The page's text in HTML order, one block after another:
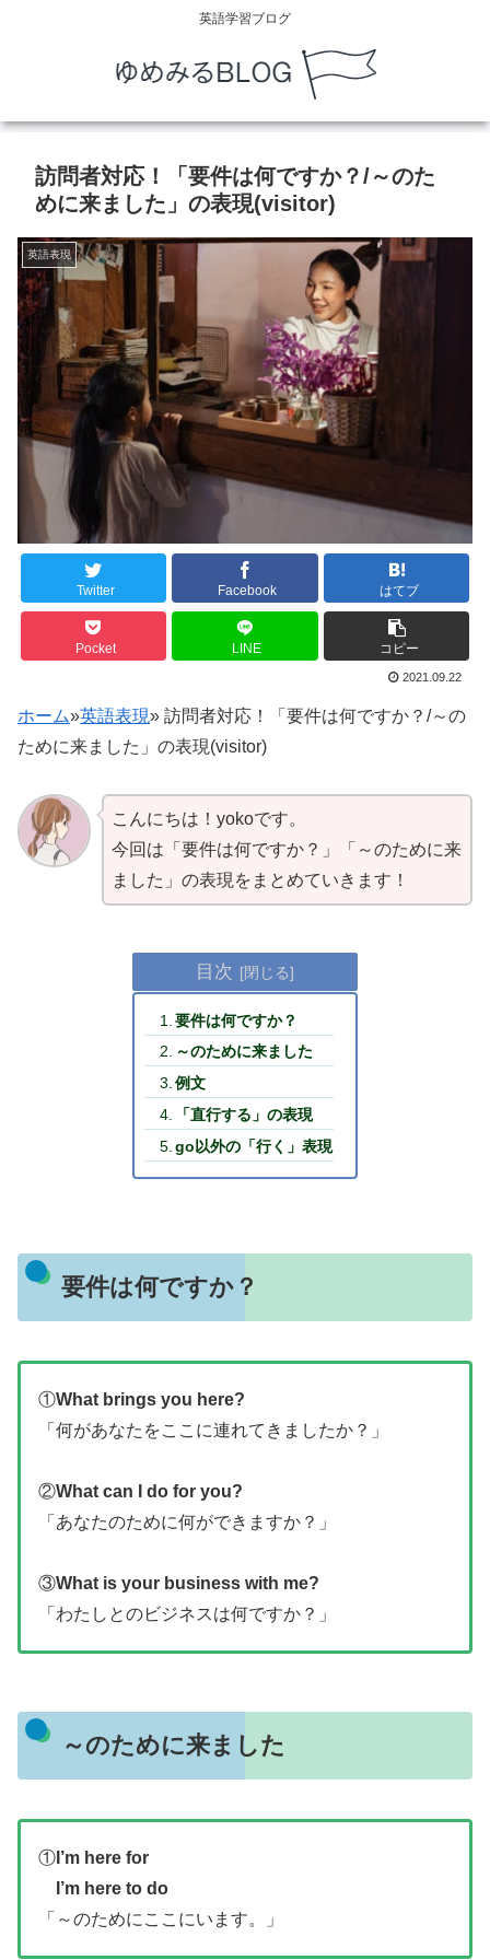
英語学習ブログ
訪問者対応！「要件は何ですか？/～のた
めに来ました」の表現(visitor)
英語表現
Twitter Facebook はてブ
Pocket LINE コピー
2021.09.22
ホーム»英語表現» 訪問者対応！「要件は何ですか？/～の
ために来ました」の表現(visitor)
こんにちは！yokoです。
今回は「要件は何ですか？」「～のために来
ました」の表現をまとめていきます！
目次
要件は何ですか？
～のために来ました
例文
「直行する」の表現
go以外の「行く」表現
要件は何ですか？
①What brings you here?
「何があなたをここに連れてきましたか？」
②What can I do for you?
「あなたのために何ができますか？」
③What is your business with me?
「わたしとのビジネスは何ですか？」
～のために来ました
① I’m here for
I’m here to do
「～のためにここにいます。」